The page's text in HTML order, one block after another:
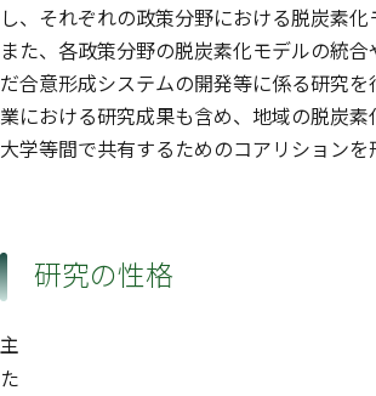
し、それぞれの政策分野における脱炭素化
また、各政策分野の脱炭素化モデルの統
だ合意形成システムの開発等に係る研究
業における研究成果も含め、地域の脱炭
大学等間で共有するためのコアリションを
研究の性格
主
た